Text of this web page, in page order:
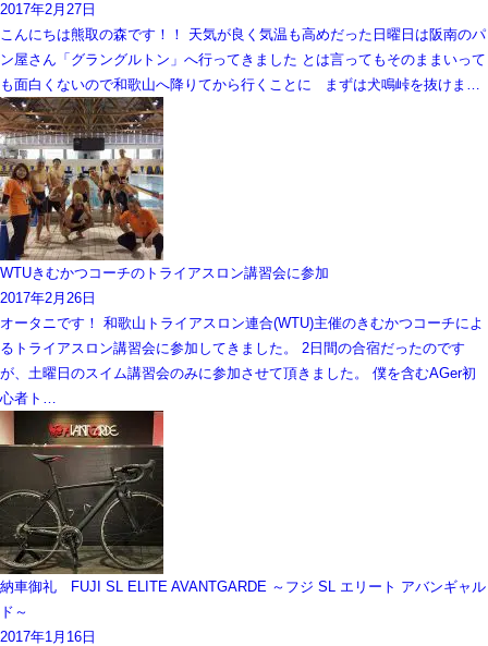
2017年2月27日
こんにちは熊取の森です！！ 天気が良く気温も高めだった日曜日は阪南のパ
ン屋さん「グラングルトン」へ行ってきました とは言ってもそのままいって
も面白くないので和歌山へ降りてから行くことに まずは犬鳴峠を抜けま…
WTUきむかつコーチのトライアスロン講習会に参加
2017年2月26日
オータニです！ 和歌山トライアスロン連合(WTU)主催のきむかつコーチによ
るトライアスロン講習会に参加してきました。 2日間の合宿だったのです
が、土曜日のスイム講習会のみに参加させて頂きました。 僕を含むAGer初
心者ト…
納車御礼 FUJI SL ELITE AVANTGARDE ～フジ SL エリート アバンギャル
ド～
2017年1月16日